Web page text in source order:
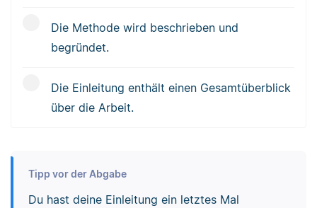
Die Methode wird beschrieben und
begründet.
Die Einleitung enthält einen Gesamtüberblick
über die Arbeit.
Tipp vor der Abgabe
Du hast deine Einleitung ein letztes Mal